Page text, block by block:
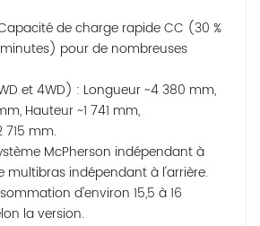
de charge rapide CC (30 %
pour de nombreuses
et 4WD) : Longueur ~4 380 mm,
Hauteur ~1 741 mm,
mm.
McPherson indépendant à
multibras indépendant à l'arrière.
d'environ 15,5 à 16
la version.